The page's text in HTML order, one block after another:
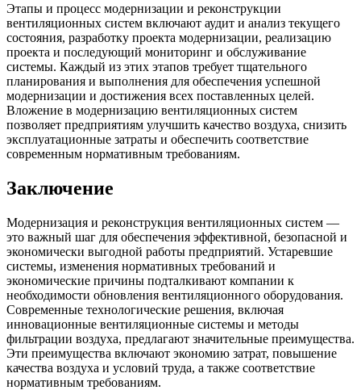
Этапы и процесс модернизации и реконструкции
вентиляционных систем включают аудит и анализ текущего
состояния, разработку проекта модернизации, реализацию
проекта и последующий мониторинг и обслуживание
системы. Каждый из этих этапов требует тщательного
планирования и выполнения для обеспечения успешной
модернизации и достижения всех поставленных целей.
Вложение в модернизацию вентиляционных систем
позволяет предприятиям улучшить качество воздуха, снизить
эксплуатационные затраты и обеспечить соответствие
современным нормативным требованиям.
Заключение
Модернизация и реконструкция вентиляционных систем —
это важный шаг для обеспечения эффективной, безопасной и
экономически выгодной работы предприятий. Устаревшие
системы, изменения нормативных требований и
экономические причины подталкивают компании к
необходимости обновления вентиляционного оборудования.
Современные технологические решения, включая
инновационные вентиляционные системы и методы
фильтрации воздуха, предлагают значительные преимущества.
Эти преимущества включают экономию затрат, повышение
качества воздуха и условий труда, а также соответствие
нормативным требованиям.